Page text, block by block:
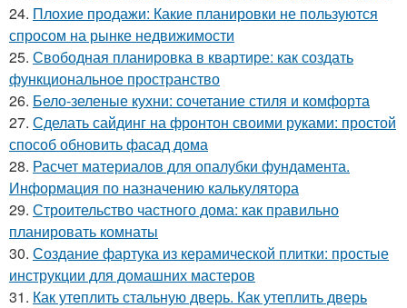
24. Плохие продажи: Какие планировки не пользуются
спросом на рынке недвижимости
25. Свободная планировка в квартире: как создать
функциональное пространство
26. Бело-зеленые кухни: сочетание стиля и комфорта
27. Сделать сайдинг на фронтон своими руками: простой
способ обновить фасад дома
28. Расчет материалов для опалубки фундамента.
Информация по назначению калькулятора
29. Строительство частного дома: как правильно
планировать комнаты
30. Создание фартука из керамической плитки: простые
инструкции для домашних мастеров
31. Как утеплить стальную дверь. Как утеплить дверь